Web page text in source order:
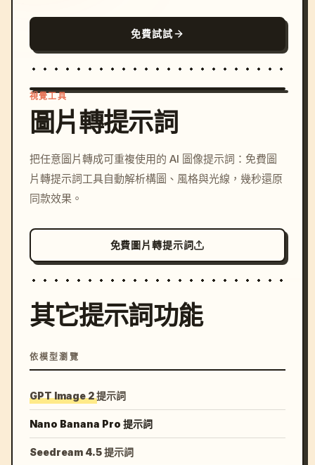
免費試試
c, cyberpunk sunset, neon
colors, 8k --v 6.0
視覺工具
圖片轉提示詞
把任意圖片轉成可重複使用的 AI 圖像提示詞：免費圖
片轉提示詞工具自動解析構圖、風格與光線，幾秒還原
同款效果。
免費圖片轉提示詞
其它提示詞功能
依模型瀏覽
GPT Image 2 提示詞
Nano Banana Pro 提示詞
Seedream 4.5 提示詞